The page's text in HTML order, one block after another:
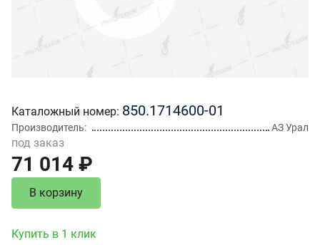
Каталожный номер 850.1714600-01
Производитель АЗ Урал
под заказ
71 014 ₽
В корзину
Купить в 1 клик